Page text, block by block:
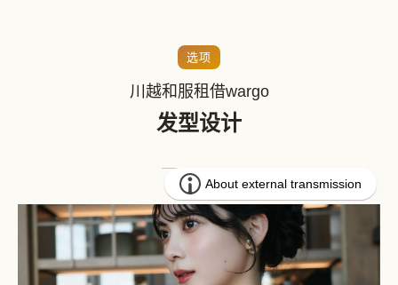
选项
川越和服租借wargo
发型设计